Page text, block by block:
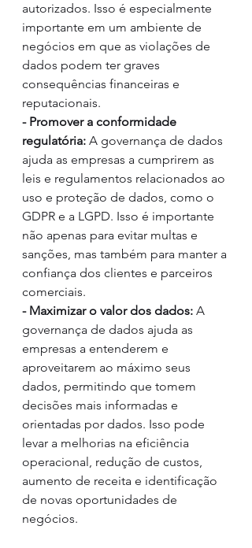
autorizados. Isso é especialmente
importante em um ambiente de
negócios em que as violações de
dados podem ter graves
consequências financeiras e
reputacionais.
- Promover a conformidade
regulatória: A governança de dados
ajuda as empresas a cumprirem as
leis e regulamentos relacionados ao
uso e proteção de dados, como o
GDPR e a LGPD. Isso é importante
não apenas para evitar multas e
sanções, mas também para manter a
confiança dos clientes e parceiros
comerciais.
- Maximizar o valor dos dados: A
governança de dados ajuda as
empresas a entenderem e
aproveitarem ao máximo seus
dados, permitindo que tomem
decisões mais informadas e
orientadas por dados. Isso pode
levar a melhorias na eficiência
operacional, redução de custos,
aumento de receita e identificação
de novas oportunidades de
negócios.